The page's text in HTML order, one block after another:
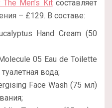
The Men’s Kitсоставляет
– £129. В составе:
Hand Cream (50
05 Eau de Toilette
вода;
Face Wash (75 мл)